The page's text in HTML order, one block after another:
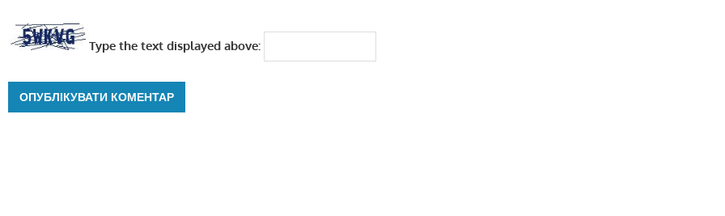
Type the text displayed above: